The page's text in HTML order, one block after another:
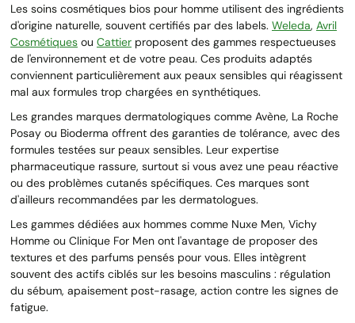
Les soins cosmétiques bios pour homme utilisent des ingrédients
d'origine naturelle, souvent certifiés par des labels. Weleda, Avril
Cosmétiques ou Cattier proposent des gammes respectueuses
de l'environnement et de votre peau. Ces produits adaptés
conviennent particulièrement aux peaux sensibles qui réagissent
mal aux formules trop chargées en synthétiques.
Les grandes marques dermatologiques comme Avène, La Roche
Posay ou Bioderma offrent des garanties de tolérance, avec des
formules testées sur peaux sensibles. Leur expertise
pharmaceutique rassure, surtout si vous avez une peau réactive
ou des problèmes cutanés spécifiques. Ces marques sont
d'ailleurs recommandées par les dermatologues.
Les gammes dédiées aux hommes comme Nuxe Men, Vichy
Homme ou Clinique For Men ont l'avantage de proposer des
textures et des parfums pensés pour vous. Elles intègrent
souvent des actifs ciblés sur les besoins masculins : régulation
du sébum, apaisement post-rasage, action contre les signes de
fatigue.